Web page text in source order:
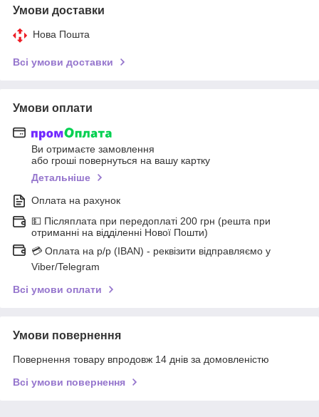
Умови доставки
Нова Пошта
Всі умови доставки
Умови оплати
Ви отримаєте замовлення
або гроші повернуться на вашу картку
Детальніше
Оплата на рахунок
💵 Післяплата при передоплаті 200 грн (решта при
отриманні на відділенні Нової Пошти)
💳 Оплата на р/р (IBAN) - реквізити відправляємо у
Viber/Telegram
Всі умови оплати
Умови повернення
Повернення товару впродовж 14 днів за домовленістю
Всі умови повернення